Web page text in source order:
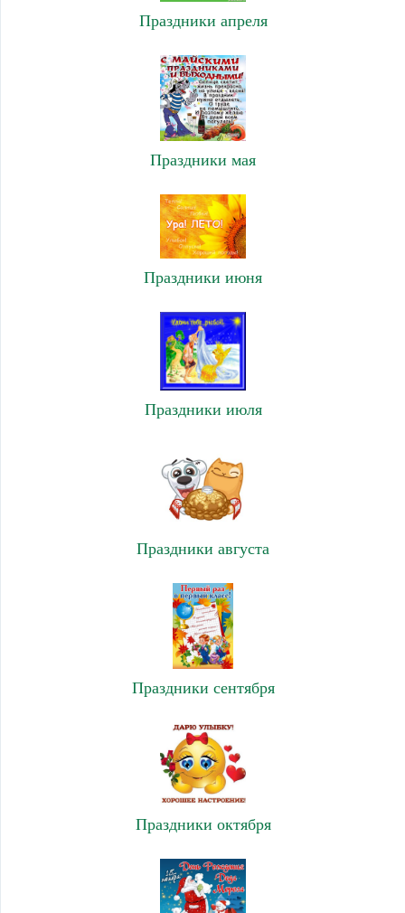
Праздники апреля
Праздники мая
Праздники июня
Праздники июля
Праздники августа
Праздники сентября
Праздники октября